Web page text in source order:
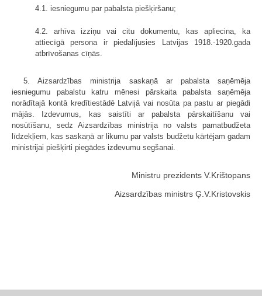
4.1. iesniegumu par pabalsta piešķiršanu;
4.2. arhīva izziņu vai citu dokumentu, kas apliecina, ka
attiecīgā persona ir piedalījusies Latvijas 1918.-1920.gada
atbrīvošanas cīņās.
5. Aizsardzības ministrija saskaņā ar pabalsta saņēmēja
iesniegumu pabalstu katru mēnesi pārskaita pabalsta saņēmēja
norādītajā kontā kredītiestādē Latvijā vai nosūta pa pastu ar piegādi
mājās. Izdevumus, kas saistīti ar pabalsta pārskaitīšanu vai
nosūtīšanu, sedz Aizsardzības ministrija no valsts pamatbudžeta
līdzekļiem, kas saskaņā ar likumu par valsts budžetu kārtējam gadam
ministrijai piešķirti piegādes izdevumu segšanai.
Ministru prezidents V.Krištopans
Aizsardzības ministrs Ģ.V.Kristovskis